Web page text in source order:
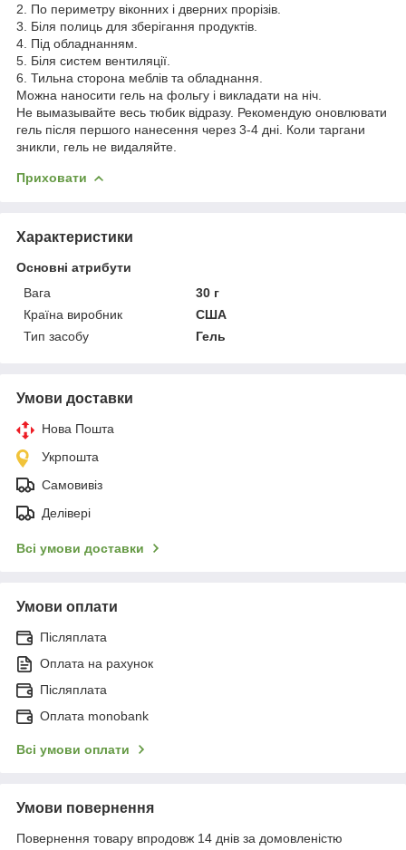
2. По периметру віконних і дверних прорізів.
3. Біля полиць для зберігання продуктів.
4. Під обладнанням.
5. Біля систем вентиляції.
6. Тильна сторона меблів та обладнання.
Можна наносити гель на фольгу і викладати на ніч.
Не вымазывайте весь тюбик відразу. Рекомендую оновлювати
гель після першого нанесення через 3-4 дні. Коли таргани
зникли, гель не видаляйте.
Приховати
Характеристики
Основні атрибути
Вага
30 г
Країна виробник
США
Тип засобу
Гель
Умови доставки
Нова Пошта
Укрпошта
Самовивіз
Делівері
Всі умови доставки
Умови оплати
Післяплата
Оплата на рахунок
Післяплата
Оплата monobank
Всі умови оплати
Умови повернення
Повернення товару впродовж 14 днів за домовленістю